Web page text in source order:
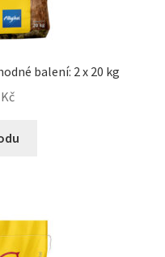
balení: 2 x 20 kg
Kč